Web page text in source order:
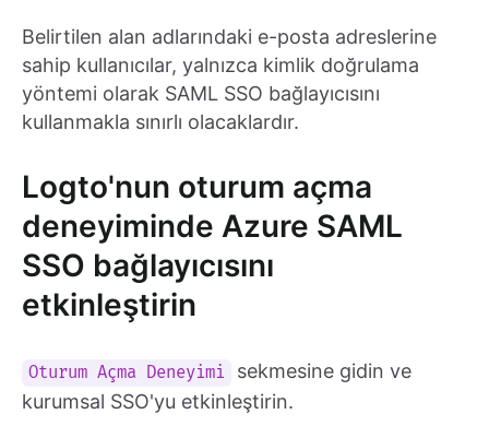
Belirtilen alan adlarındaki e-posta adreslerine
sahip kullanıcılar, yalnızca kimlik doğrulama
yöntemi olarak SAML SSO bağlayıcısını
kullanmakla sınırlı olacaklardır.
Logto'nun oturum açma
deneyiminde Azure SAML
SSO bağlayıcısını
etkinleştirin
Oturum Açma Deneyimi
sekmesine gidin ve
kurumsal SSO'yu etkinleştirin.